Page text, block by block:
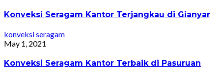
Konveksi Seragam Kantor Terjangkau di Gianyar
konveksi seragam
May 1, 2021
Konveksi Seragam Kantor Terbaik di Pasuruan